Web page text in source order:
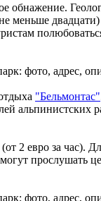
обнажение.
"Бельмонтас"
2 евро за
прослушать